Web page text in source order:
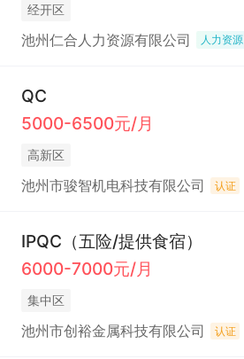
经开区
池州仁合人力资源有限公司 人力资源
QC
5000-6500元/月
高新区
池州市骏智机电科技有限公司 认证
IPQC（五险/提供食宿）
6000-7000元/月
集中区
池州市创裕金属科技有限公司 认证